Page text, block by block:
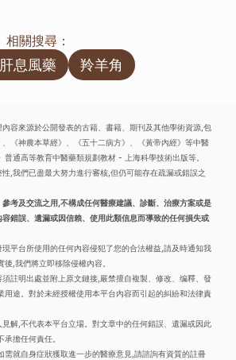
相關搜尋：
息風藥 羚羊角
容來源於公開發表的古籍、書籍、期刊及其他學術資源,包
《神農本草經》、《五十二病方》、《黃帝內經》等中醫
普通高等教育中醫藥類規劃教材 - 上海科學技術出版等。
,我們已盡最大努力進行審核,但仍可能存在疏漏或錯誤之
考及交流之用,不構成任何醫療建議、診斷、治療方案或是
錯誤、遺漏或因信賴、使用此類信息而導致的任何損失或
平台所使用的任何內容侵犯了您的合法權益,請及時通知我
,我們將立即移除侵權內容。
註明出處並附上原文鏈接,嚴禁擅自複製、修改、编釋、發
用途。對於未經授權使用本平台內容而引起的糾紛和法律責
解,不代表本平台立場。對文章中的任何錯誤、遺漏或因此
擔任何責任。
需就自身症狀獲取進一步的醫療意見,請諮詢有資質的註冊